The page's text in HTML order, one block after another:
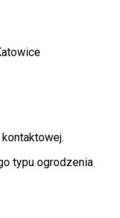
typu ogrodzenia